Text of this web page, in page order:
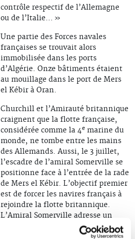
contrôle respectif de l’Allemagne
ou de l’Italie… »
Une partie des Forces navales
françaises se trouvait alors
immobilisée dans les ports
d’Algérie. Onze bâtiments étaient
au mouillage dans le port de Mers
el Kébir à Oran.
Churchill et l’Amirauté britannique
craignent que la flotte française,
considérée comme la 4emarine du
monde, ne tombe entre les mains
des Allemands. Aussi, le 3 juillet,
l’escadre de l’amiral Somerville se
positionne face à l’entrée de la rade
de Mers el Kébir. L’objectif premier
est de forcer les navires français à
rejoindre la flotte britannique.
L’Amiral Somerville adresse un
ultimatum à l’Amiral Gensoul : soit